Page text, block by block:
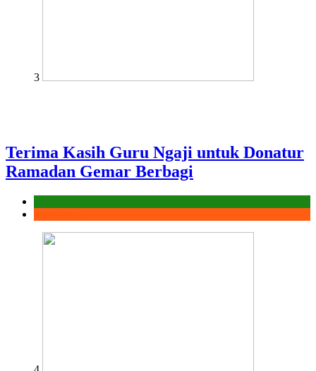
3
Terima Kasih Guru Ngaji untuk Donatur
Ramadan Gemar Berbagi